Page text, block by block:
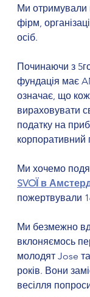
Ми отримували
фірм,
осіб.
Починаючи з
фундація має
означає, що
вираховувати
податку на
корпоративний
Ми хочемо
SVOЇ в
пожертвували
Ми безмежно
вклоняємось
молодят Jose
років. Вони
весілля